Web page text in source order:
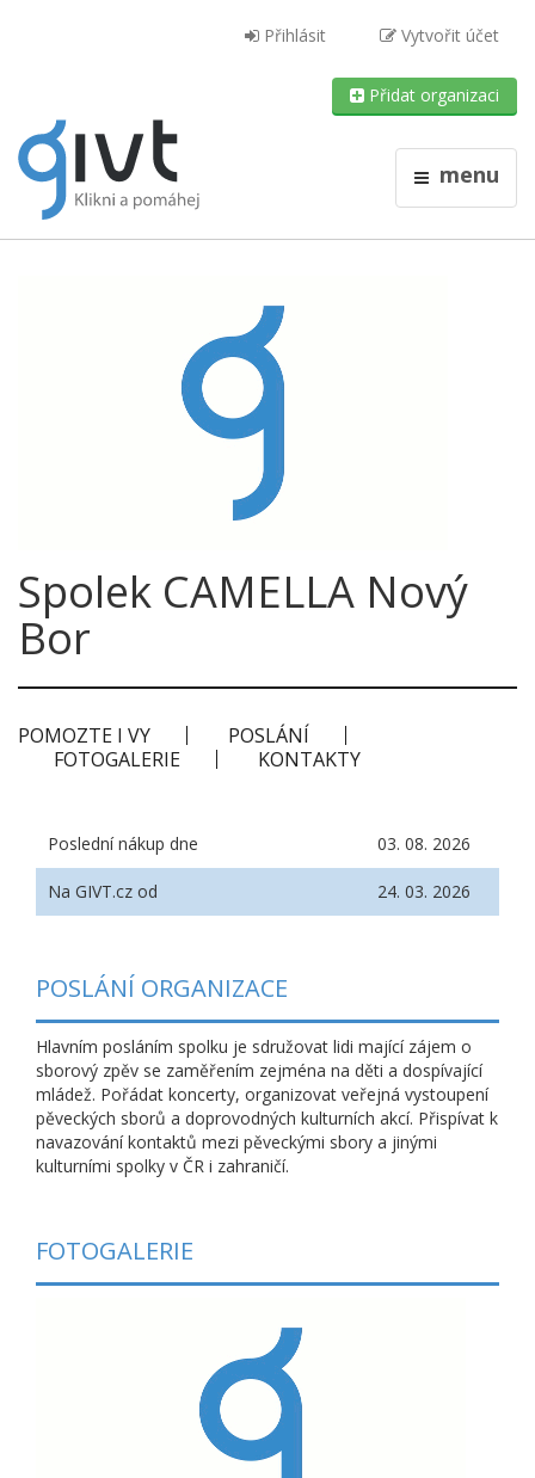
Přihlásit Vytvořit účet
Přidat organizaci
menu
Spolek CAMELLA Nový
Bor
POMOZTE I VY
POSLÁNÍ
FOTOGALERIE
KONTAKTY
Poslední nákup dne 03. 08. 2026
Na GIVT.cz od 24. 03. 2026
POSLÁNÍ ORGANIZACE
Hlavním posláním spolku je sdružovat lidi mající zájem o
sborový zpěv se zaměřením zejména na děti a dospívající
mládež. Pořádat koncerty, organizovat veřejná vystoupení
pěveckých sborů a doprovodných kulturních akcí. Přispívat k
navazování kontaktů mezi pěveckými sbory a jinými
kulturními spolky v ČR i zahraničí.
FOTOGALERIE